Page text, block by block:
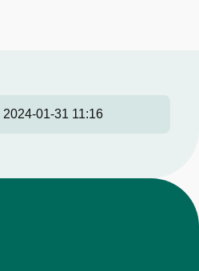
2024-01-31 11:16